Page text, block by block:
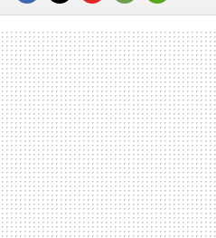
FACEBOOK
TWITTERFLIPBOARD
E-
MAIL
WHATSAPP